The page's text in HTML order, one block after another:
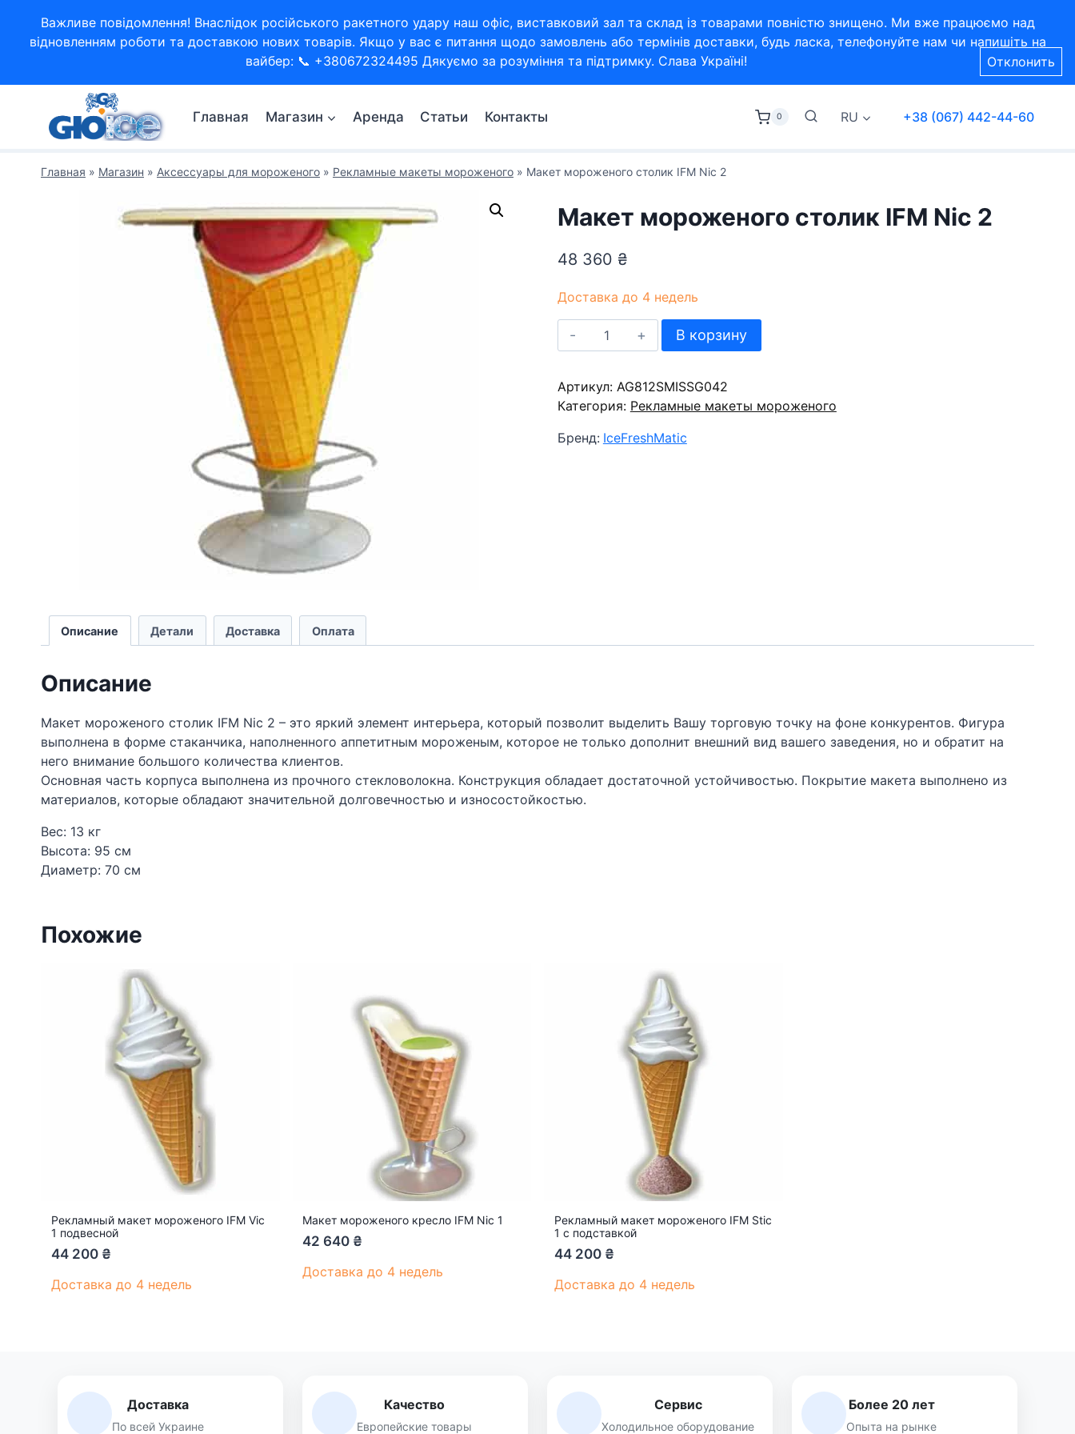
содержимому
Важливе повідомлення! Внаслідок російського ракетного удару наш офіс, виставковий зал та склад із товарами повністю знищено. Ми вже працюємо над
відновленням роботи та доставкою нових товарів. Якщо у вас є питання щодо замовлень або термінів доставки, будь ласка, телефонуйте нам чи напишіть на
вайбер: 📞 +380672324495 Дякуємо за розуміння та підтримку. Слава Україні!
Отклонить
Главная Магазин Аренда Статьи Контакты 0 RU +38 (067) 442-44-60
Главная » Магазин » Аксессуары для мороженого » Рекламные макеты мороженого » Макет мороженого столик IFM Nic 2
Макет мороженого столик IFM Nic 2
48 360 ₴
Доставка до 4 недель
Количество
товара
мороженого
столик
Nic
В корзину
Артикул: AG812SMISSG042
Категория: Рекламные макеты мороженого
Бренд: IceFreshMatic
Описание Детали Доставка Оплата
Описание
Макет мороженого столик IFM Nic 2 – это яркий элемент интерьера, который позволит выделить Вашу торговую точку на фоне конкурентов. Фигура
выполнена в форме стаканчика, наполненного аппетитным мороженым, которое не только дополнит внешний вид вашего заведения, но и обратит на
него внимание большого количества клиентов.
Основная часть корпуса выполнена из прочного стекловолокна. Конструкция обладает достаточной устойчивостью. Покрытие макета выполнено из
материалов, которые обладают значительной долговечностью и износостойкостью.
Вес: 13 кг
Высота: 95 см
Диаметр: 70 см
Похожие
Рекламный макет мороженого IFM Vic
1 подвесной
44 200 ₴
Доставка до 4 недель
Макет мороженого кресло IFM Nic 1
42 640 ₴
Доставка до 4 недель
Рекламный макет мороженого IFM Stic
1 с подставкой
44 200 ₴
Доставка до 4 недель
Доставка
По всей Украине
Качество
Европейские товары
Сервис
Холодильное оборудование
Более 20 лет
Опыта на рынке